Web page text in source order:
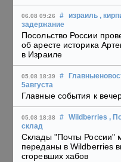
06.08 09:26 # израиль ,
задержание
Посольство России
об аресте историка
в Израиле
05.08 18:39 #
5августа
Главные события к
05.08 18:38 # Wildberries ,
склад
Склады "Почты России"
переданы в Wildberries
сгоревших хабов